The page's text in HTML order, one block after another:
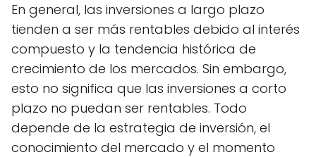
En general, las inversiones a largo plazo
tienden a ser más rentables debido al interés
compuesto y la tendencia histórica de
crecimiento de los mercados. Sin embargo,
esto no significa que las inversiones a corto
plazo no puedan ser rentables. Todo
depende de la estrategia de inversión, el
conocimiento del mercado y el momento